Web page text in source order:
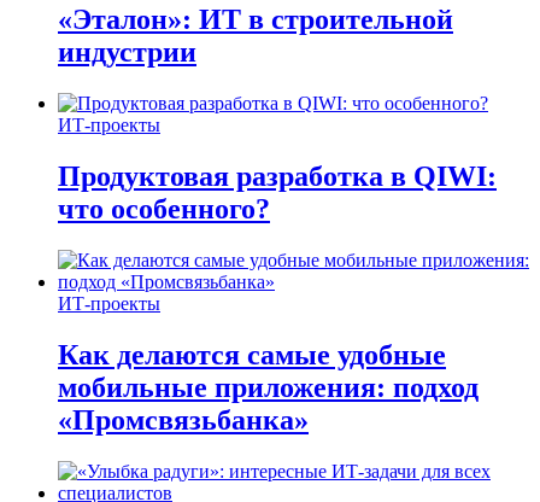
«Эталон»: ИТ в строительной
индустрии
ИТ-проекты
Продуктовая разработка в QIWI:
что особенного?
ИТ-проекты
Как делаются самые удобные
мобильные приложения: подход
«Промсвязьбанка»